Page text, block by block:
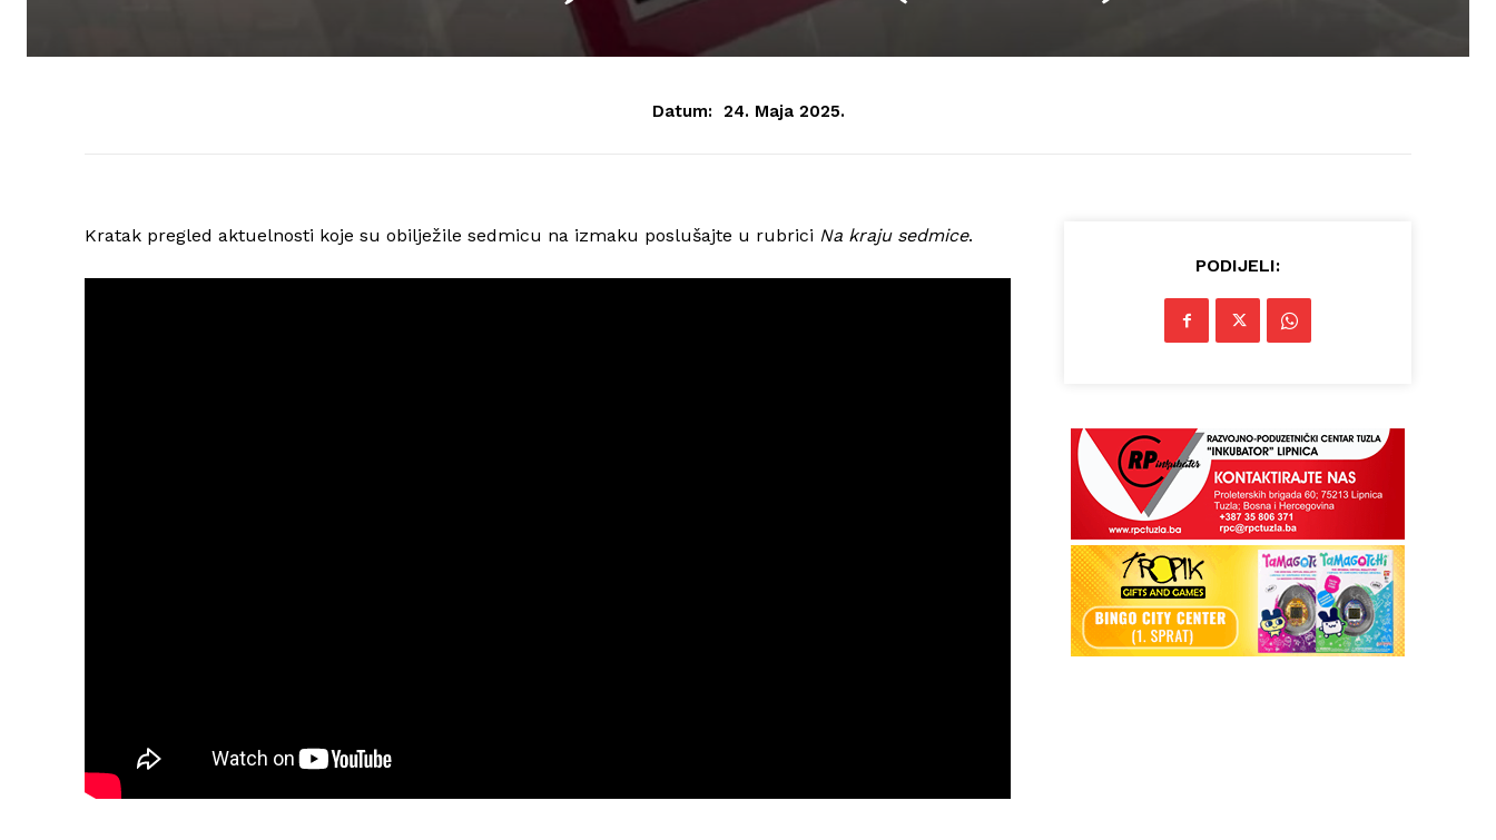
Datum: 24. Maja 2025.
Kratak pregled aktuelnosti koje su obilježile sedmicu na izmaku poslušajte u rubrici Na kraju sedmice.
PODIJELI: